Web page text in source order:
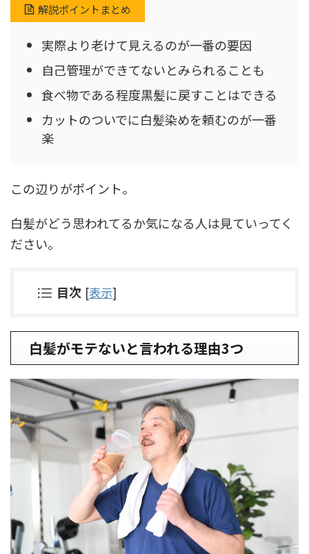
解説ポイントまとめ
実際より老けて見えるのが一番の要因
自己管理ができてないとみられることも
食べ物である程度黒髪に戻すことはできる
カットのついでに白髪染めを頼むのが一番
楽
この辺りがポイント。
白髪がどう思われてるか気になる人は見ていってく
ださい。
目次 [表示]
白髪がモテないと言われる理由3つ